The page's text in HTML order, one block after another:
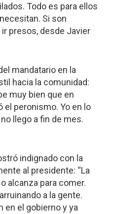
Todo es para ellos
Si son
presos, desde Javier
mandatario en la
hacia la comunidad:
muy bien que en
el peronismo. Yo en lo
llego a fin de mes.
indignado con la
al presidente: “La
alcanza para comer.
a la gente.
en el gobierno y ya